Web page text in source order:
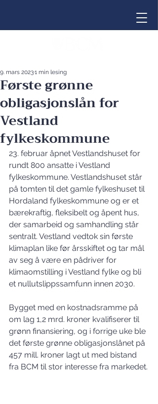
Første grønne
obligasjonslån for
Vestland
fylkeskommune
9. mars 20231 min lesing
23. februar åpnet Vestlandshuset for
rundt 800 ansatte i Vestland
fylkeskommune. Vestlandshuset står
på tomten til det gamle fylkeshuset til
Hordaland fylkeskommune og er et
bærekraftig, fleksibelt og åpent hus,
der samarbeid og samhandling står
sentralt. Vestland vedtok sin første
klimaplan like før årsskiftet og tar mål
av seg å være en pådriver for
klimaomstilling i Vestland fylke og bli
et nullutslippssamfunn innen 2030.
Bygget med en kostnadsramme på
om lag 1,2 mrd. kroner kvalifiserer til
grønn finansiering, og i forrige uke ble
det første grønne obligasjonslånet på
457 mill. kroner lagt ut med bistand
fra BCM til stor interesse fra markedet.